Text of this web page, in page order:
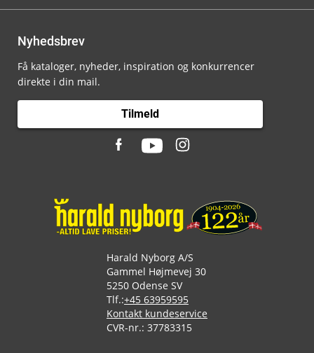
Nyhedsbrev
Få kataloger, nyheder, inspiration og konkurrencer
direkte i din mail.
Tilmeld
Harald Nyborg A/S
Gammel Højmevej 30
5250 Odense SV
Tlf.:+45 63959595
Kontakt kundeservice
CVR-nr.: 37783315